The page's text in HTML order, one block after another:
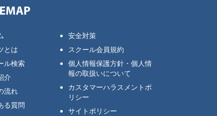
とは
ル検索
介
流れ
る質問
安全対策
スクール会員規約
個人情報保護方針・個人情
報の取扱いについて
カスタマーハラスメントポ
リシー
サイトポリシー